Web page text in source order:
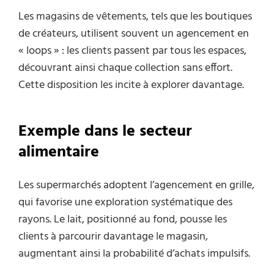
Les magasins de vêtements, tels que les boutiques
de créateurs, utilisent souvent un agencement en
« loops » : les clients passent par tous les espaces,
découvrant ainsi chaque collection sans effort.
Cette disposition les incite à explorer davantage.
Exemple dans le secteur
alimentaire
Les supermarchés adoptent l’agencement en grille,
qui favorise une exploration systématique des
rayons. Le lait, positionné au fond, pousse les
clients à parcourir davantage le magasin,
augmentant ainsi la probabilité d’achats impulsifs.